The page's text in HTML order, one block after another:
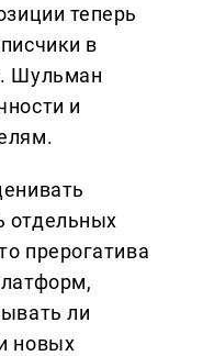
теперь
в
Шульман
и
отдельных
прерогатива
ли
новых